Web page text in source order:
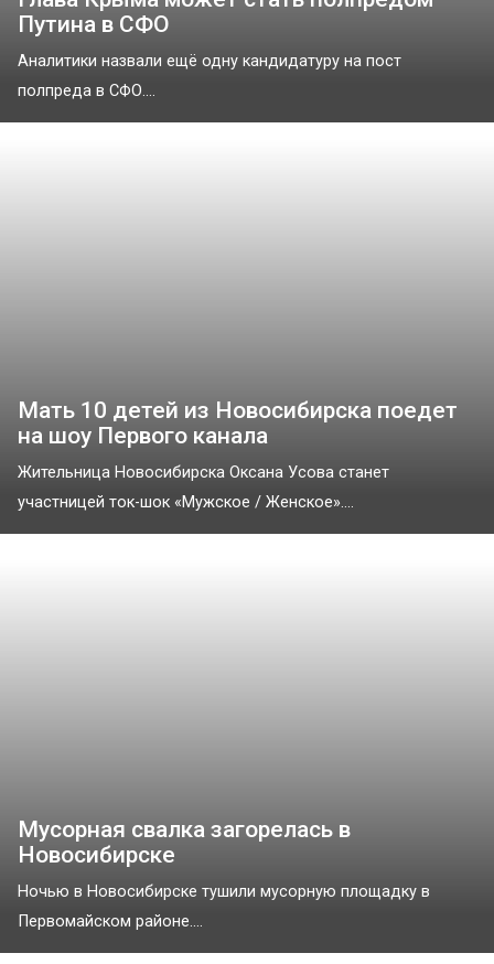
Путина в СФО
Аналитики назвали ещё одну кандидатуру на пост
полпреда в СФО....
Мать 10 детей из Новосибирска поедет
на шоу Первого канала
Жительница Новосибирска Оксана Усова станет
участницей ток-шок «Мужское / Женское»....
Мусорная свалка загорелась в
Новосибирске
Ночью в Новосибирске тушили мусорную площадку в
Первомайском районе....